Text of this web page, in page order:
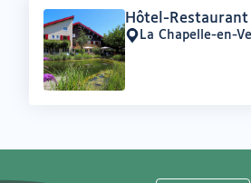
Offre
:
Hôtel-
Lieu
:
La Chapelle-en-